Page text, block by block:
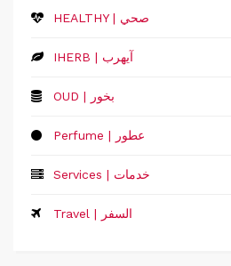
HEALTHY | صحي
IHERB | آيهرب
OUD | بخور
Perfume | عطور
Services | خدمات
Travel | السفر